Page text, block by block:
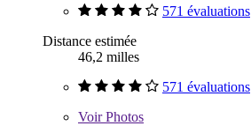
571 évaluations
Distance estimée
46,2 milles
571 évaluations
VoirPhotos